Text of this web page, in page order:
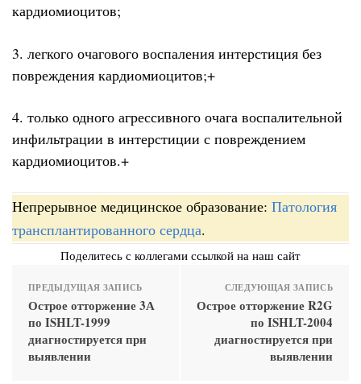
кардиомиоцитов;
3. легкого очагового воспаления интерстиция без
повреждения кардиомиоцитов;+
4. только одного агрессивного очага воспалительной
инфильтрации в интерстиции с повреждением
кардиомиоцитов.+
Непрерывное медицинское образование: Патология
трансплантированного сердца.
Поделитесь с коллегами ссылкой на наш сайт
ПРЕДЫДУЩАЯ ЗАПИСЬ
Острое отторжение 3А
по ISHLT-1999
диагностируется при
выявлении
СЛЕДУЮЩАЯ ЗАПИСЬ
Острое отторжение R2G
по ISHLT-2004
диагностируется при
выявлении